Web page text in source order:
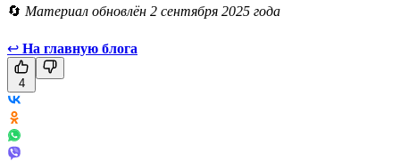
🔄 Материал обновлён 2 сентября 2025 года
↩ На главную блога
4